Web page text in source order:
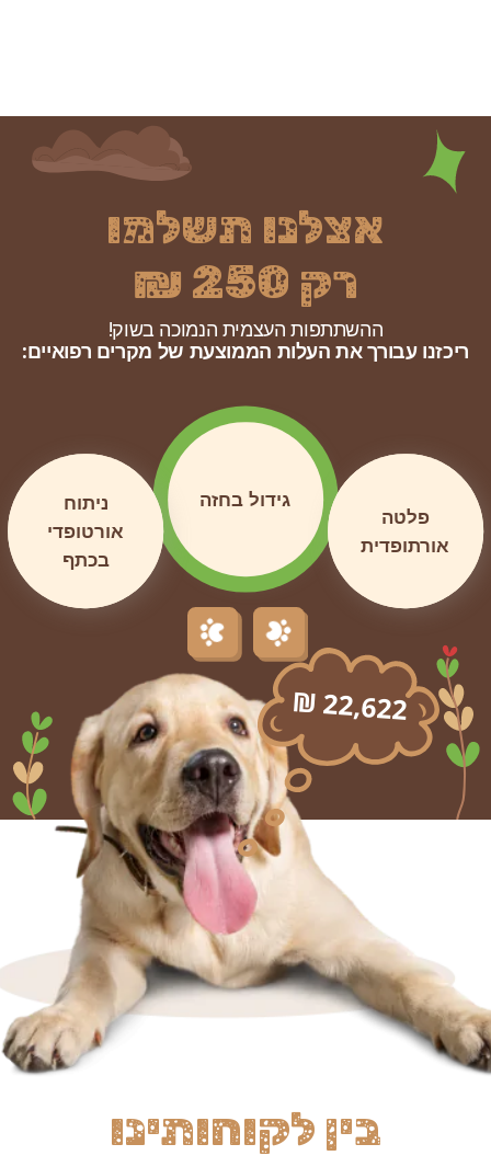
אצלנו תשלמו
רק 250 ₪
ההשתתפות העצמית הנמוכה בשוק!
ריכזנו עבורך את העלות הממוצעת של מקרים רפואיים:
גידול בחזה
ניתוח
אורטופדי
בכתף
פלטה
אורתופדית
22,622₪
בין לקוחותינו